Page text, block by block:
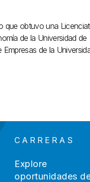
que obtuvo una
de la Universidad de
de la
CARRERAS
Explore
oportunidades